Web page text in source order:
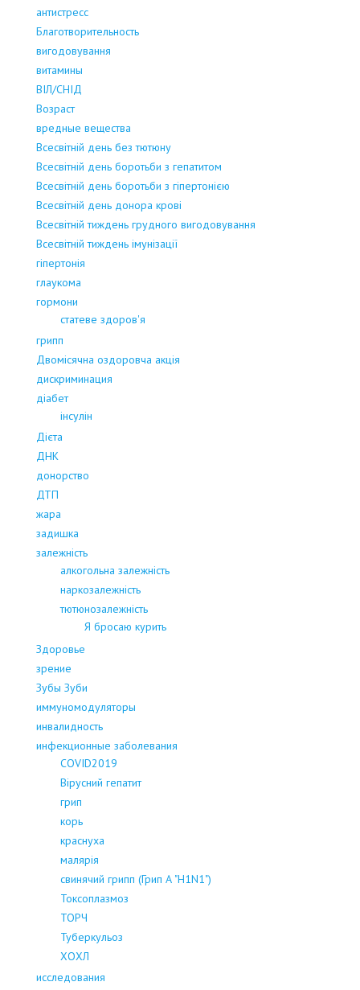
антистресс
Благотворительность
вигодовування
витамины
ВІЛ/СНІД
Возраст
вредные вещества
Всесвітній день без тютюну
Всесвітній день боротьби з гепатитом
Всесвітній день боротьби з гіпертонією
Всесвітній день донора крові
Всесвітній тиждень грудного вигодовування
Всесвітній тиждень імунізації
гіпертонія
глаукома
гормони
статеве здоров'я
грипп
Двомісячна оздоровча акція
дискриминация
діабет
інсулін
Дієта
ДНК
донорство
ДТП
жара
задишка
залежність
алкогольна залежність
наркозалежність
тютюнозалежність
Я бросаю курить
Здоровье
зрение
Зубы Зуби
иммуномодуляторы
инвалидность
инфекционные заболевания
COVID2019
Вірусний гепатит
грип
корь
краснуха
малярія
свинячий грипп (Грип А "H1N1")
Токсоплазмоз
ТОРЧ
Туберкульоз
ХОХЛ
исследования